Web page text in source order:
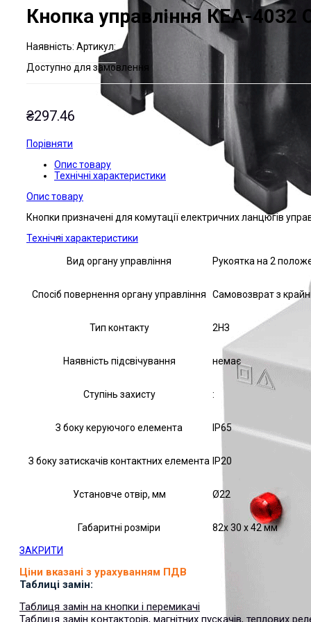
Кнопка управління КЕА-
Наявнiсть: Артикул:
Доступно для замовлення
₴297.46
Порівняти
Опис товару
Технічні характеристики
Опис товару
Кнопки призначені для комутації електричних ланцюгів
Технічні характеристики
Вид органу управління Рукоятка на 2
Спосіб повернення органу управління Самовозврат з
Тип контакту 2НЗ
Наявність підсвічування немає
Ступінь захисту :
З боку керуючого елемента IP65
З боку затискачів контактних елемента IP20
Установче отвір, мм Ø22
Габаритні розміри 82х 30 х 42 мм
ЗАКРИТИ
Ціни вказані з урахуванням ПДВ
Таблиці замін:
Таблиця замін на кнопки і перемикачі
Таблиця замін контакторів, магнітних пускачів, теплових